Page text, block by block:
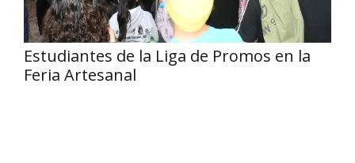
Estudiantes de la Liga de Promos en la
Feria Artesanal